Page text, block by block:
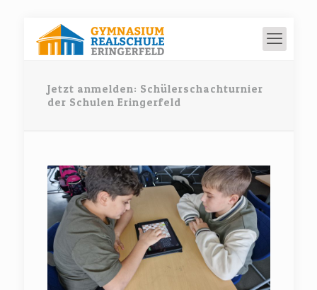
Jetzt anmelden: Schülerschachturnier
der Schulen Eringerfeld